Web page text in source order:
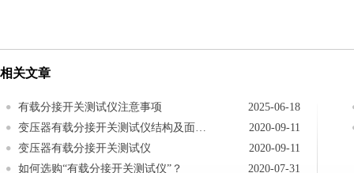
相关文章
有载分接开关测试仪注意事项
2025-06-18
变压器有载分接开关测试仪结构及面板说明
2020-09-11
变压器有载分接开关测试仪
2020-09-11
如何选购“有载分接开关测试仪”？
2020-07-31